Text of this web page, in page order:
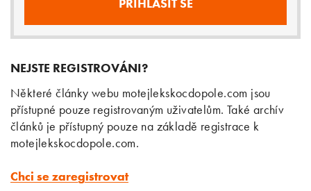
NEJSTE REGISTROVÁNI?
Některé články webu motejlekskocdopole.com jsou
přístupné pouze registrovaným uživatelům. Také archív
článků je přístupný pouze na základě registrace k
motejlekskocdopole.com.
Chci se zaregistrovat